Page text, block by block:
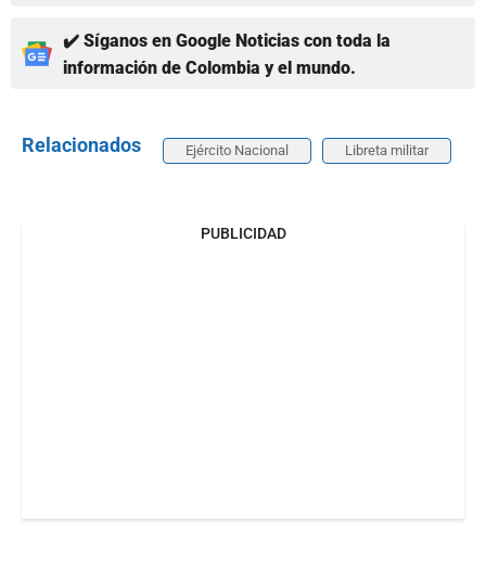
✔️ Síganos en Google Noticias con toda la
información de Colombia y el mundo.
Relacionados Ejército Nacional Libreta militar
PUBLICIDAD